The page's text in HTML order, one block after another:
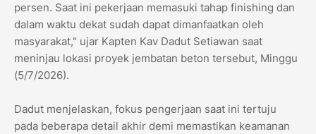
persen. Saat ini pekerjaan memasuki tahap finishing dan
dalam waktu dekat sudah dapat dimanfaatkan oleh
masyarakat," ujar Kapten Kav Dadut Setiawan saat
meninjau lokasi proyek jembatan beton tersebut, Minggu
(5/7/2026).
​Dadut menjelaskan, fokus pengerjaan saat ini tertuju
pada beberapa detail akhir demi memastikan keamanan